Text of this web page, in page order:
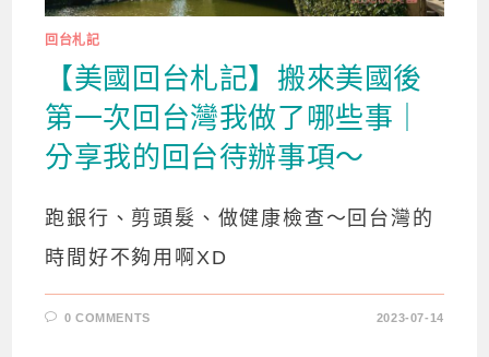
回台札記
【美國回台札記】搬來美國後
第一次回台灣我做了哪些事｜
分享我的回台待辦事項～
跑銀行、剪頭髮、做健康檢查～回台灣的
時間好不夠用啊XD
0 COMMENTS 2023-07-14